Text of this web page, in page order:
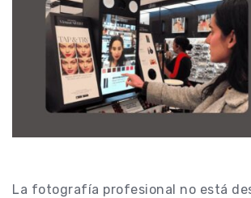
La fotografía profesional no está